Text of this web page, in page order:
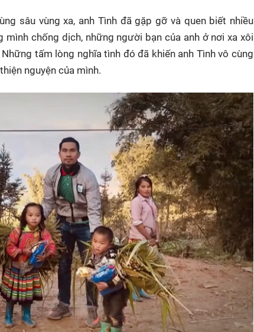
sâu vùng xa, anh Tình đã gặp gỡ và quen biết nhiều
mình chống dịch, những người bạn của anh ở nơi xa xôi
tấm lòng nghĩa tình đó đã khiến anh Tình vô cùng
nguyện của mình.